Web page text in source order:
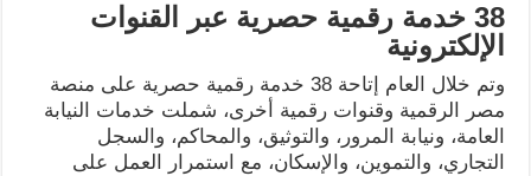
38 خدمة رقمية حصرية عبر القنوات
الإلكترونية
وتم خلال العام إتاحة 38 خدمة رقمية حصرية على منصة
مصر الرقمية وقنوات رقمية أخرى، شملت خدمات النيابة
العامة، ونيابة المرور، والتوثيق، والمحاكم، والسجل
التجاري، والتموين، والإسكان، مع استمرار العمل على